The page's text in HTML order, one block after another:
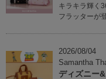
キラキラ輝く
フラッターが
2026/08/04
Samantha
ディズニー